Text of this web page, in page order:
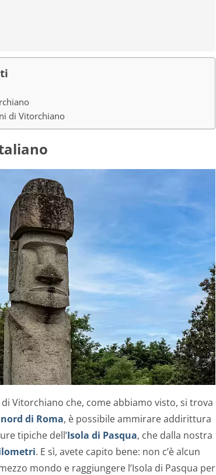
di Vitorchiano
Vitorchiano che, come abbiamo visto, si trova
di Roma, è possibile ammirare addirittura
tipiche dell’Isola di Pasqua, che dalla nostra
. E sì, avete capito bene: non c’è alcun
mondo e raggiungere l’Isola di Pasqua per